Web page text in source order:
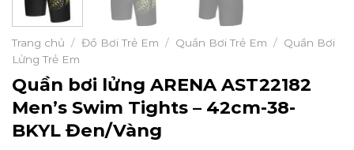
Trang chủ / Đồ Bơi Trẻ Em / Quần Bơi Trẻ Em / Quần Bơi
Lửng Trẻ Em
Quần bơi lửng ARENA AST22182
Men’s Swim Tights – 42cm-38-
BKYL Đen/Vàng